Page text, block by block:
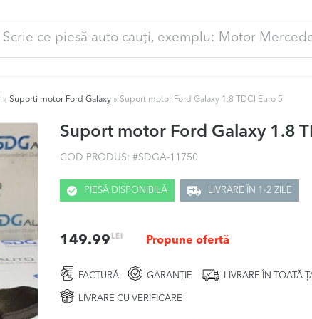
» Suporti motor Ford Galaxy » Suport motor Ford Galaxy 1.8 TDCI Euro 5
Suport motor Ford Galaxy 1.8
COD PRODUS: #SDGA-11750
PIESĂ DISPONIBILĂ LIVRARE ÎN 1-2 ZILE
149.99 LEI Propune ofertă
FACTURĂ GARANȚIE LIVRARE ÎN TOATĂ
LIVRARE CU VERIFICARE